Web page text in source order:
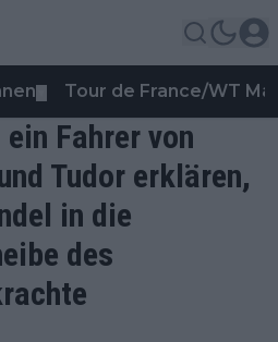
Tour de France/WT
Fahrer von
Tudor erklären,
in die
des